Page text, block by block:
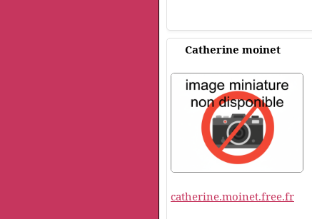
Catherine moinet
catherine.moinet.free.fr